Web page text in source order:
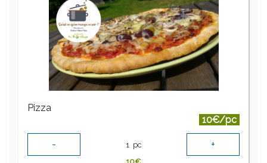
Pizza
10€/pc
- 1 pc +